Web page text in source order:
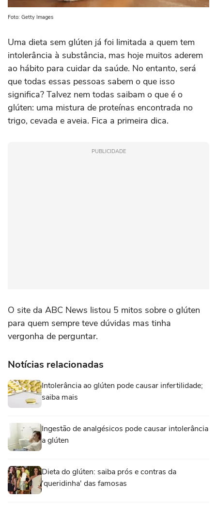
Foto: Getty Images
Uma dieta sem glúten já foi limitada a quem tem
intolerância à substância, mas hoje muitos aderem
ao hábito para cuidar da saúde. No entanto, será
que todas essas pessoas sabem o que isso
significa? Talvez nem todas saibam o que é o
glúten: uma mistura de proteínas encontrada no
trigo, cevada e aveia. Fica a primeira dica.
PUBLICIDADE
O site da ABC News listou 5 mitos sobre o glúten
para quem sempre teve dúvidas mas tinha
vergonha de perguntar.
Notícias relacionadas
Intolerância ao glúten pode causar infertilidade;
saiba mais
Ingestão de analgésicos pode causar intolerância
a glúten
Dieta do glúten: saiba prós e contras da
'queridinha' das famosas